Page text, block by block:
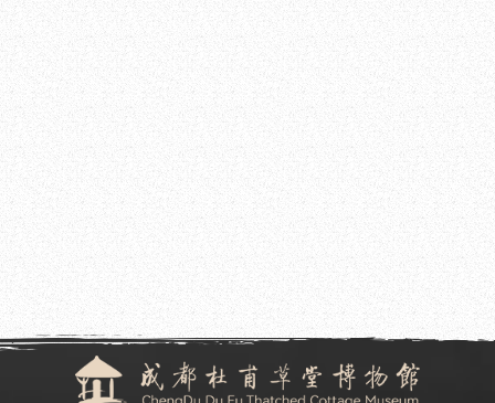
2024.12.06
2024.11.29
“默言躬行 吾道干城——曾默躬金石书画谱系展”
在成都杜甫草堂博物馆开幕